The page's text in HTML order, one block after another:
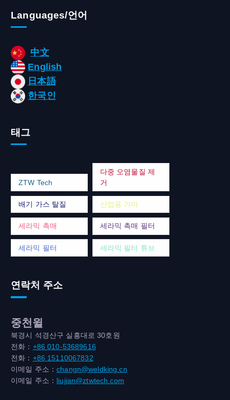
Languages/언어
中文
English
日本語
한국인
태그
ZTW Tech
다중 오염물질 제
거
배기 가스 탈질 산업용 가마
세라믹 촉매 세라믹 촉매 필터
세라믹 필터 세라믹 필터 튜브
연락처 주소
중천윌
북경시 석경산구 실흥대로 30호원
전화： +86 010-53689616
전화： +86 15110067832
이메일 주소：changn@weldking.cn
이메일 주소： liujian@ztwtech.com